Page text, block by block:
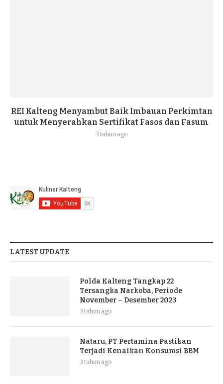
REI Kalteng Menyambut Baik Imbauan Perkimtan
untuk Menyerahkan Sertifikat Fasos dan Fasum
3 tahun ago
LATEST UPDATE
Polda Kalteng Tangkap 22
Tersangka Narkoba, Periode
November – Desember 2023
3 tahun ago
Nataru, PT Pertamina Pastikan
Terjadi Kenaikan Konsumsi BBM
3 tahun ago